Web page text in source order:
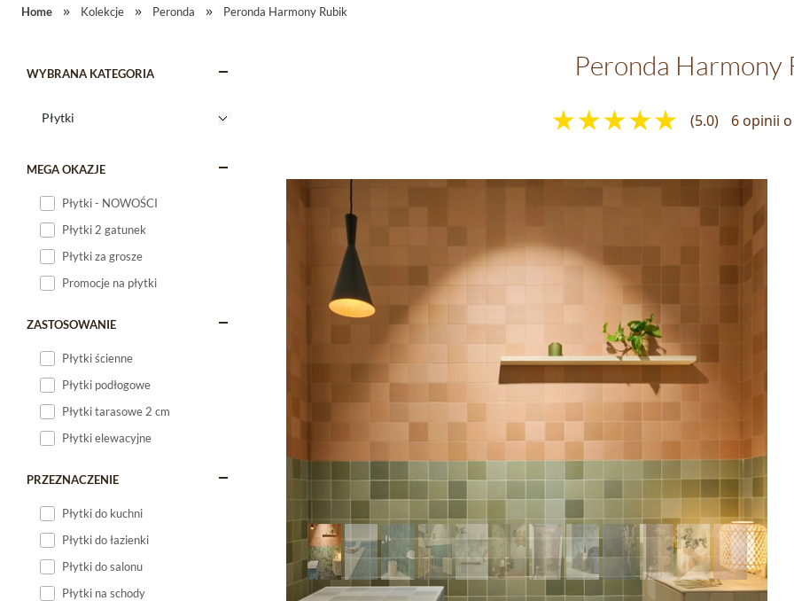
Home Kolekcje Peronda Peronda Harmony Rubik
WYBRANA KATEGORIA
MEGA OKAZJE
Płytki - NOWOŚCI
Płytki 2 gatunek
Płytki za grosze
Promocje na płytki
ZASTOSOWANIE
Płytki ścienne
Płytki podłogowe
Płytki tarasowe 2 cm
Płytki elewacyjne
PRZEZNACZENIE
Płytki do kuchni
Płytki do łazienki
Płytki do salonu
Płytki na schody
Peronda Harmony
(5.0) 6 opinii